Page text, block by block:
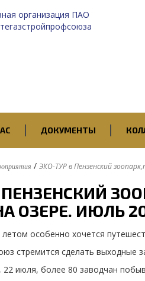
ДОКУМЕНТЫ
/ ЭКО-ТУР в Пензенский
ОЗЕРЕ. ИЮЛЬ
особенно хочется
стремится сделать выходные
июля, более 80 заводчан